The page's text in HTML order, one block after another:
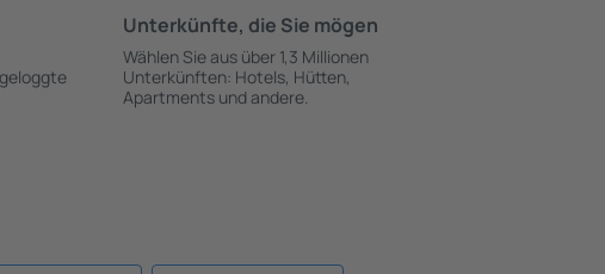
Unterkünfte, die Sie mögen
Wählen Sie aus über 1,3 Millionen
Unterkünften: Hotels, Hütten,
Apartments und andere.